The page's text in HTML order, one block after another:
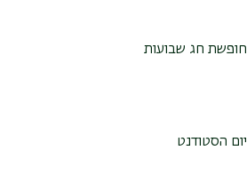
חופשת חג שבועות
יום הסטודנט